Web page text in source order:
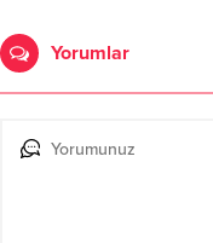
Yorumlar